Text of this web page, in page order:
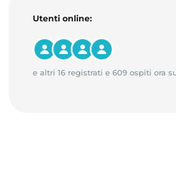
Utenti online:
e altri 16 registrati e 609 ospiti ora